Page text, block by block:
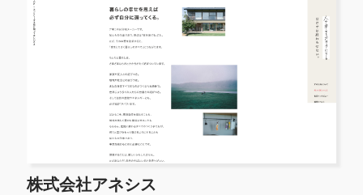
株式会社アネシス